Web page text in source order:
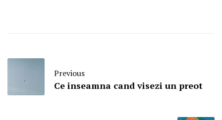
Previous
Ce inseamna cand visezi un preot